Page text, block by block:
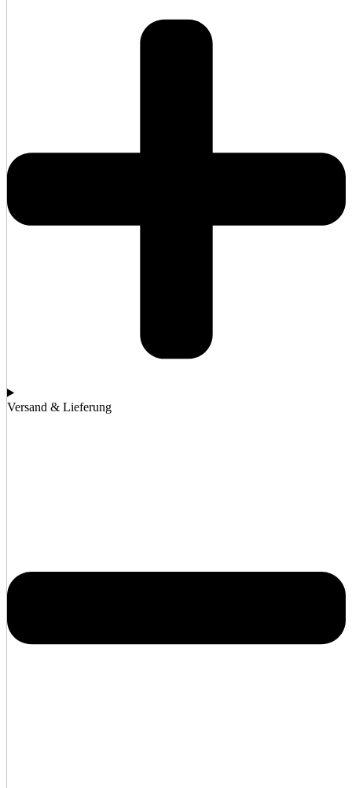
Versand & Lieferung